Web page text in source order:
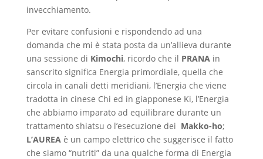
invecchiamento.
Per evitare confusioni e rispondendo ad una
domanda che mi è stata posta da un’allieva durante
una sessione di Kimochi, ricordo che il PRANAin
sanscrito significa Energia primordiale, quella che
circola in canali detti meridiani, l’Energia che viene
tradotta in cinese Chi ed in giapponese Ki, l’Energia
che abbiamo imparato ad equilibrare durante un
trattamento shiatsu o l’esecuzione dei Makko-ho;
L’AUREAè un campo elettrico che suggerisce il fatto
che siamo “nutriti” da una qualche forma di Energia